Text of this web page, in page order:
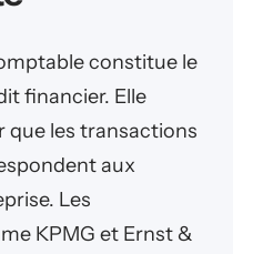
constitue le
financier. Elle
que les transactions
aux
Les
KPMG et Ernst &